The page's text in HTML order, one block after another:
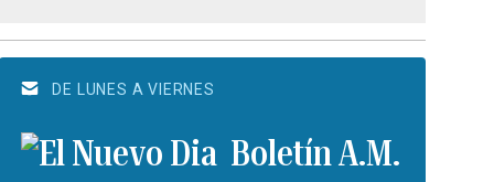
DE LUNES A VIERNES
Boletín A.M.